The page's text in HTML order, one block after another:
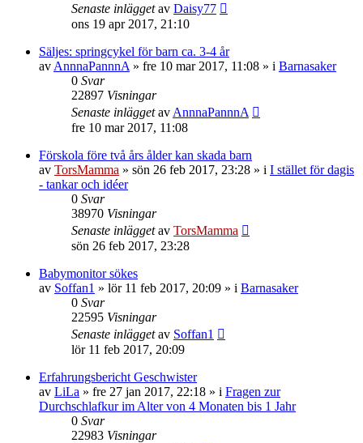
Senaste inläggetav Daisy77
ons 19 apr 2017, 21:10
Säljes: springcykel för barn ca. 3-4 år
av AnnnaPannnA » fre 10 mar 2017, 11:08 » i Barnasaker
0 Svar
22897 Visningar
Senaste inläggetav AnnnaPannnA
fre 10 mar 2017, 11:08
Förskola före två års ålder kan skada barn
av TorsMamma » sön 26 feb 2017, 23:28 » i I stället för dagis
- tankar och idéer
0 Svar
38970 Visningar
Senaste inläggetav TorsMamma
sön 26 feb 2017, 23:28
Babymonitor sökes
av Soffan1 » lör 11 feb 2017, 20:09 » i Barnasaker
0 Svar
22595 Visningar
Senaste inläggetav Soffan1
lör 11 feb 2017, 20:09
Erfahrungsbericht Geschwister
av LiLa » fre 27 jan 2017, 22:18 » i Fragen zur
Durchschlafkur im Alter von 4 Monaten bis 1 Jahr
0 Svar
22983 Visningar